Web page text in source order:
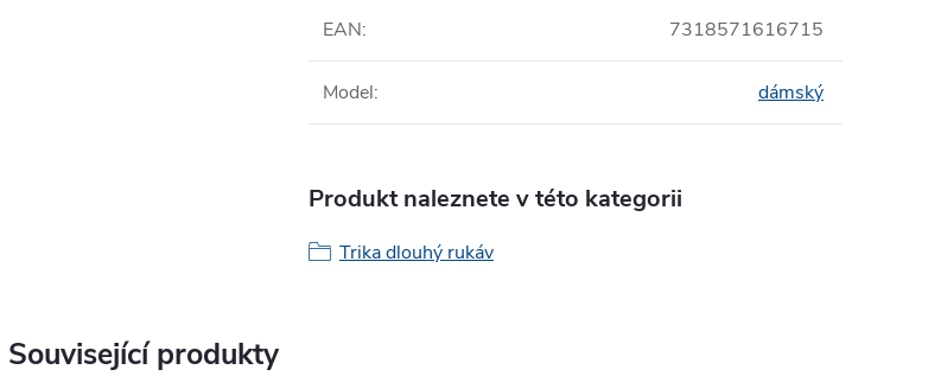
EAN: 7318571616715
Model: dámský
Produkt naleznete v této kategorii
Trika dlouhý rukáv
Související produkty